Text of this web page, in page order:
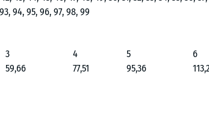
94, 95, 96, 97, 98, 99
3 4 5
6
59,66 77,51 95,36